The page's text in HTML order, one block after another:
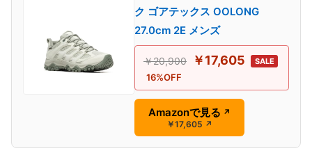
ク ゴアテックス OOLONG
27.0cm 2E メンズ
￥20,900 ￥17,605 SALE
16%OFF
Amazonで見る ↗
￥17,605 ↗